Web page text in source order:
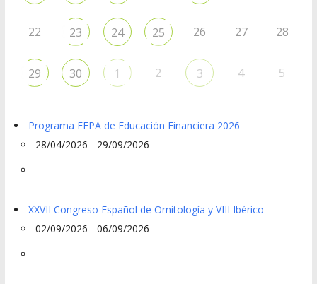
22 23 24 25 26 27 28
29 30 1 2 3 4 5
Programa EFPA de Educación Financiera 2026
28/04/2026 - 29/09/2026
XXVII Congreso Español de Ornitología y VIII Ibérico
02/09/2026 - 06/09/2026